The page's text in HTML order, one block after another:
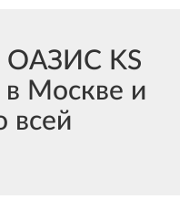
ОАЗИС KS
Москве и
всей